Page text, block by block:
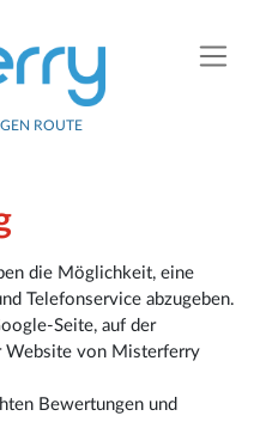
ROUTE
die Möglichkeit, eine
Telefonservice abzugeben.
Seite, auf der
Website von Misterferry
Bewertungen und